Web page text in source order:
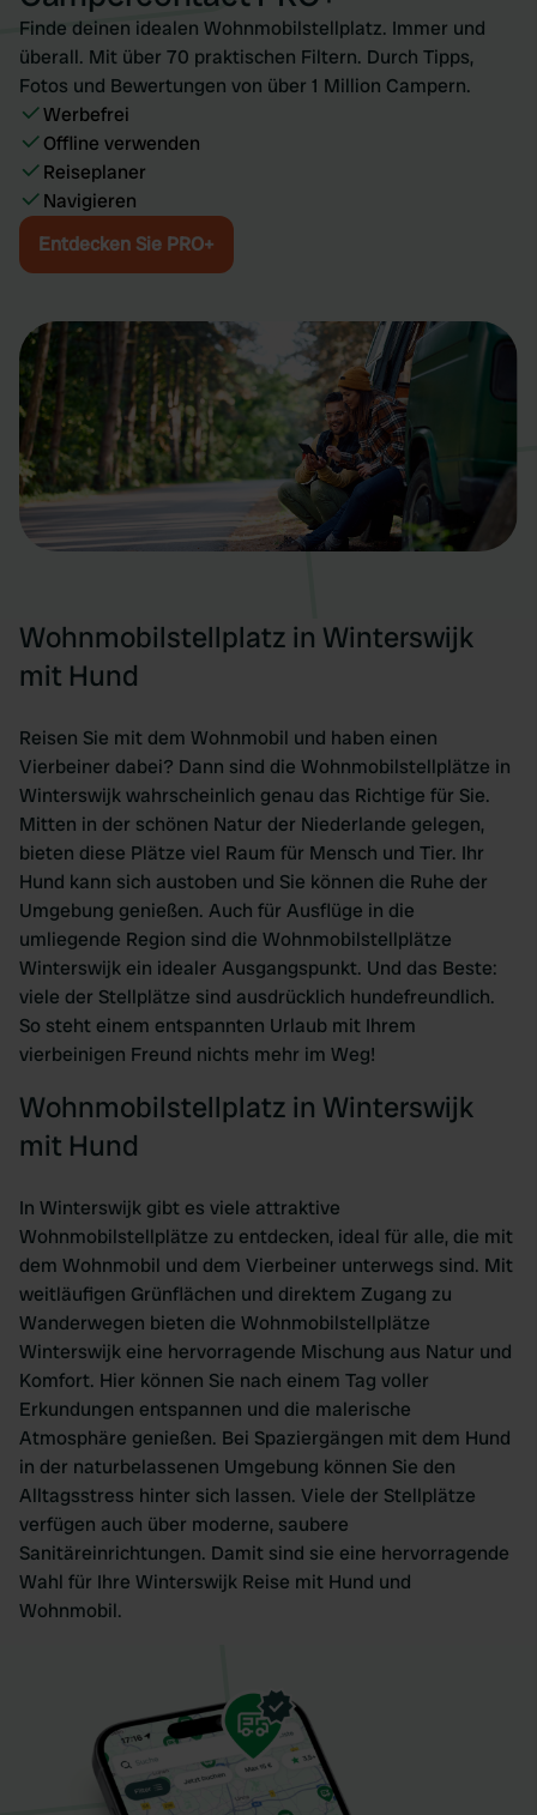
Finde deinen idealen Wohnmobilstellplatz. Immer und
überall. Mit über 70 praktischen Filtern. Durch Tipps,
Fotos und Bewertungen von über 1 Million Campern.
Werbefrei
Offline verwenden
Reiseplaner
Navigieren
Entdecken Sie PRO+
Wohnmobilstellplatz in Winterswijk
mit Hund
Reisen Sie mit dem Wohnmobil und haben einen
Vierbeiner dabei? Dann sind die Wohnmobilstellplätze in
Winterswijk wahrscheinlich genau das Richtige für Sie.
Mitten in der schönen Natur der Niederlande gelegen,
bieten diese Plätze viel Raum für Mensch und Tier. Ihr
Hund kann sich austoben und Sie können die Ruhe der
Umgebung genießen. Auch für Ausflüge in die
umliegende Region sind die Wohnmobilstellplätze
Winterswijk ein idealer Ausgangspunkt. Und das Beste:
viele der Stellplätze sind ausdrücklich hundefreundlich.
So steht einem entspannten Urlaub mit Ihrem
vierbeinigen Freund nichts mehr im Weg!
Wohnmobilstellplatz in Winterswijk
mit Hund
In Winterswijk gibt es viele attraktive
Wohnmobilstellplätze zu entdecken, ideal für alle, die mit
dem Wohnmobil und dem Vierbeiner unterwegs sind. Mit
weitläufigen Grünflächen und direktem Zugang zu
Wanderwegen bieten die Wohnmobilstellplätze
Winterswijk eine hervorragende Mischung aus Natur und
Komfort. Hier können Sie nach einem Tag voller
Erkundungen entspannen und die malerische
Atmosphäre genießen. Bei Spaziergängen mit dem Hund
in der naturbelassenen Umgebung können Sie den
Alltagsstress hinter sich lassen. Viele der Stellplätze
verfügen auch über moderne, saubere
Sanitäreinrichtungen. Damit sind sie eine hervorragende
Wahl für Ihre Winterswijk Reise mit Hund und
Wohnmobil.